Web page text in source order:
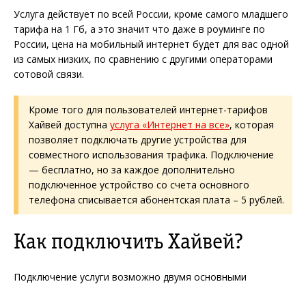
Услуга действует по всей России, кроме самого младшего
тарифа на 1 Гб, а это значит что даже в роуминге по
России, цена на мобильный интернет будет для вас одной
из самых низких, по сравнению с другими операторами
сотовой связи.
Кроме того для пользователей интернет-тарифов
Хайвей доступна услуга «Интернет на все», которая
позволяет подключать другие устройства для
совместного использования трафика. Подключение
— бесплатно, но за каждое дополнительно
подключенное устройство со счета основного
телефона списывается абонентская плата – 5 рублей.
Как подключить Хайвей?
Подключение услуги возможно двумя основными